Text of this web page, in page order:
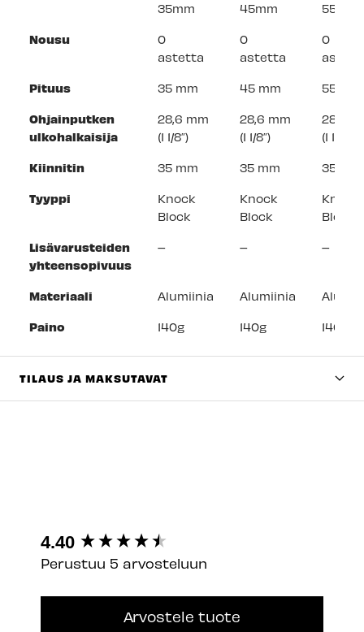
35mm
45mm
55mm
Nousu
0
astetta
0
astetta
0
Pituus 35 mm 45 mm 55 mm
Ohjainputken
ulkohalkaisija
28,6 mm
(1 1/8″)
28,6 mm
(1 1/8″)
28,6
(1 1/8″)
Kiinnitin 35 mm 35 mm 35 mm
Tyyppi
Knock
Block
Knock
Block
Knock
Block
Lisävarusteiden
yhteensopivuus
– – –
Materiaali Alumiinia Alumiinia
Paino 140g 140g 140g
TILAUS JA MAKSUTAVAT
4.40
Perustuu 5 arvosteluun
Arvostele tuote
New content loaded